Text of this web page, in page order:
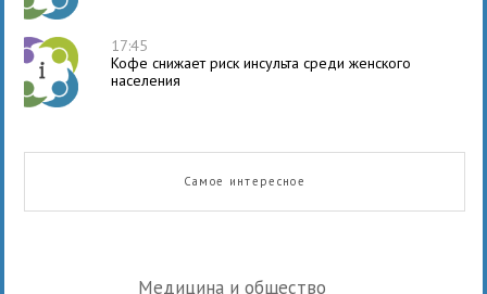
17:45
Кофе снижает риск инсульта среди женского
населения
Самое интересное
Медицина и общество